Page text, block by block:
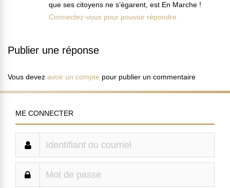
que ses citoyens ne s’égarent, est En Marche !
Connectez-vous pour pouvoir répondre
Publier une réponse
Vous devez avoir un compte pour publier un commentaire
ME CONNECTER